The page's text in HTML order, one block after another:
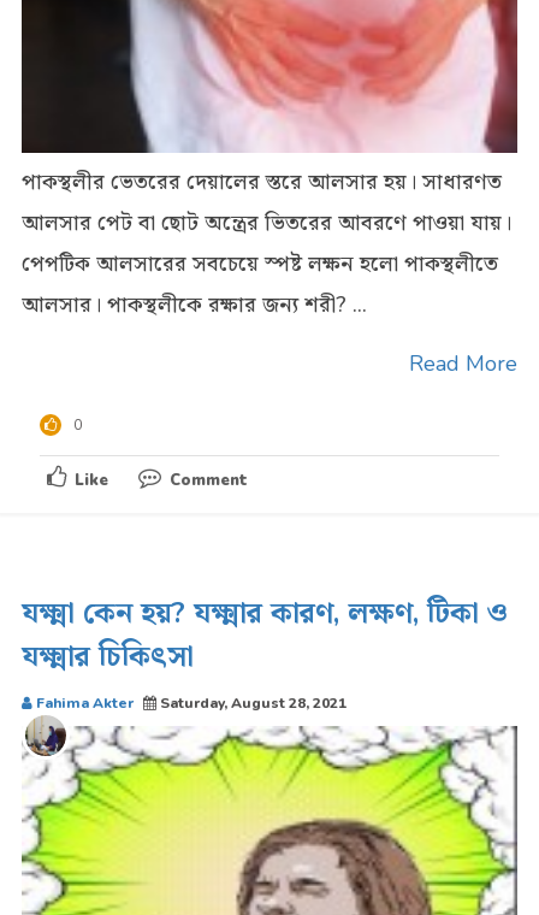
পাকস্থলীর ভেতরের দেয়ালের স্তরে আলসার হয়। সাধারণত
আলসার পেট বা ছোট অন্ত্রের ভিতরের আবরণে পাওয়া যায়।
পেপটিক আলসারের সবচেয়ে স্পষ্ট লক্ষন হলো পাকস্থলীতে
আলসার। পাকস্থলীকে রক্ষার জন্য শরী? ...
Read More
0
Like Comment
যক্ষ্মা কেন হয়? যক্ষ্মার কারণ, লক্ষণ, টিকা ও
যক্ষ্মার চিকিৎসা
Fahima Akter Saturday, August 28, 2021